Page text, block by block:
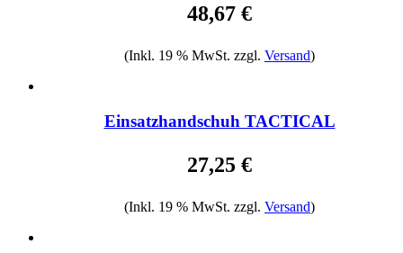
48,67 €
(Inkl. 19 % MwSt. zzgl. Versand)
Einsatzhandschuh TACTICAL
27,25 €
(Inkl. 19 % MwSt. zzgl. Versand)